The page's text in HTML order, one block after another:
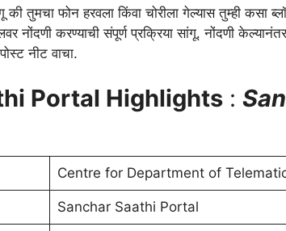
की तुमचा फोन हरवला किंवा चोरीला गेल्यास तुम्ही
नोंदणी करण्याची संपूर्ण प्रक्रिया सांगू. नोंदणी
नीट वाचा.
Portal Highlights :
Centre for Department of
Sanchar Saathi Portal